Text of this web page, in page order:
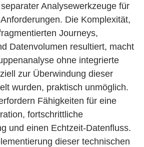
Analysewerkzeuge für
Die Komplexität,
Journeys,
Datenvolumen resultiert, macht
ohne integrierte
zur Überwindung dieser
wurden, praktisch unmöglich.
Fähigkeiten für eine
fortschrittliche
und einen Echtzeit-Datenfluss.
dieser technischen